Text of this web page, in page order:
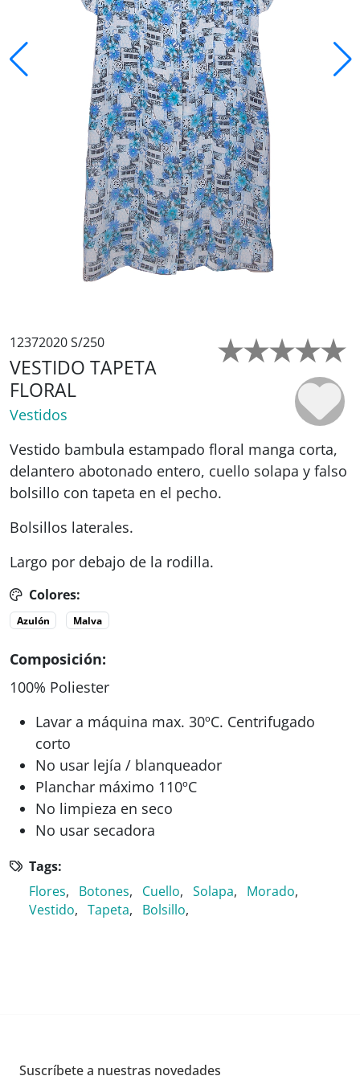
12372020 S/250
VESTIDO TAPETA
FLORAL
Vestidos
Vestido bambula estampado floral manga corta,
delantero abotonado entero, cuello solapa y falso
bolsillo con tapeta en el pecho.
Bolsillos laterales.
Largo por debajo de la rodilla.
Colores:
Azulón Malva
Composición:
100% Poliester
Lavar a máquina max. 30ºC. Centrifugado
corto
No usar lejía / blanqueador
Planchar máximo 110ºC
No limpieza en seco
No usar secadora
Tags:
Flores, Botones, Cuello, Solapa, Morado,
Vestido, Tapeta, Bolsillo,
Suscríbete a nuestras novedades